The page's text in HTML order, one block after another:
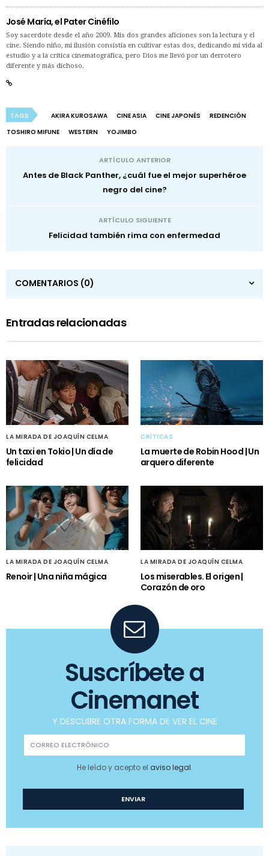
José María, el Pater Cinéfilo
Soy sacerdote desde el año 2009. Mis dos grandes aficiones son la lectura y el
cine. Siendo niño, mi ilusión consistía en cultivar estas dos, dedicando mi vida al
estudio y a la crítica cinematográfica, pero Dios me llevó por un derrotero
diferente y más dichoso.
TAGS AKIRA KUROSAWA CINE ASIA CINE JAPONÉS
REDENCIÓN
TOSHIRO MIFUNE
WESTERN YOJIMBO
ARTÍCULO ANTERIOR
Antes de Black Panther, ¿cuál fue el mejor superhéroe
negro del cine?
ARTÍCULO SIGUIENTE
Felicidad también rima con enfermedad
COMENTARIOS (0)
Entradas relacionadas
LA MIRADA DE JOAQUÍN CELMA
Un taxi en Tokio | Un día de
felicidad
CRÍTICAS
La muerte de Robin Hood | Un
arquero diferente
LA MIRADA DE JOAQUÍN CELMA
Renoir | Una niña mágica
LA MIRADA DE JOAQUÍN CELMA
Los miserables. El origen |
Corazón de oro
Suscríbete a
Cinemanet
Y DESCUBRE OTRA FORMA DE VER EL CINE
He leído y acepto el aviso legal.